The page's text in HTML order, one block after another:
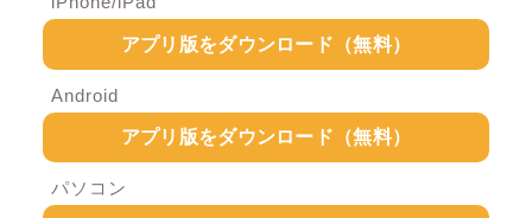
アプリ版をダウンロード（無料）
Android
アプリ版をダウンロード（無料）
パソコン